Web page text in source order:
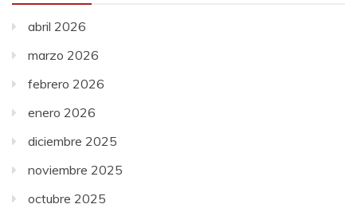
abril 2026
marzo 2026
febrero 2026
enero 2026
diciembre 2025
noviembre 2025
octubre 2025